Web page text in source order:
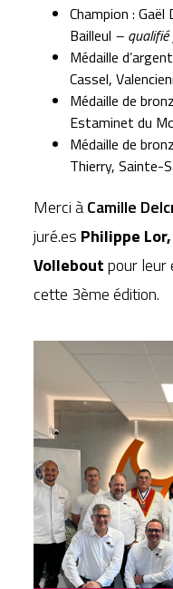
Champion :
Bailleul –
Médaille
Cassel,
Médaille de
Estaminet du
Médaille de
Thierry, Sainte-
Merci àCamille
juré.es Philippe
Volleboutpour leur
cette 3ème édition.